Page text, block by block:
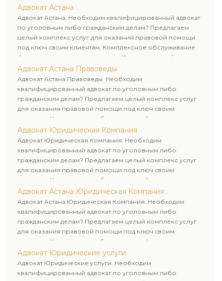
лиц. Индивидуальный подход к каждому клиенту.
Адвокат Астана
Адвокат Астана. Необходим квалифицированный адвокат
по уголовным либо гражданским делам? Предлагаем
целый комплекс услуг для оказания правовой помощи
под ключ своим клиентам. Комплексное обслуживание
физических и юридических лиц. Индивидуальный подход к
каждому клиенту.
Адвокат Астана Правоведы
Адвокат Астана Правоведы. Необходим
квалифицированный адвокат по уголовным либо
гражданским делам? Предлагаем целый комплекс услуг
для оказания правовой помощи под ключ своим
клиентам. Комплексное обслуживание физических и
юридических лиц. Индивидуальный подход к каждому
клиенту.
Адвокат Юридическая Компания
Адвокат Юридическая Компания. Необходим
квалифицированный адвокат по уголовным либо
гражданским делам? Предлагаем целый комплекс услуг
для оказания правовой помощи под ключ своим
клиентам. Комплексное обслуживание физических и
юридических лиц. Индивидуальный подход к каждому
клиенту.
Адвокат Астана Юридическая Компания
Адвокат Астана Юридическая Компания. Необходим
квалифицированный адвокат по уголовным либо
гражданским делам? Предлагаем целый комплекс услуг
для оказания правовой помощи под ключ своим
клиентам. Комплексное обслуживание физических и
юридических лиц. Индивидуальный подход к каждому
клиенту.
Адвокат Юридические услуги
Адвокат Юридические услуги. Необходим
квалифицированный адвокат по уголовным либо